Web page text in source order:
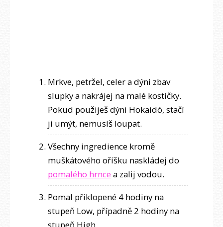
Mrkve, petržel, celer a dýni zbav
slupky a nakrájej na malé kostičky.
Pokud použiješ dýni Hokaidó, stačí
ji umýt, nemusíš loupat.
Všechny ingredience kromě
muškátového oříšku naskládej do
pomalého hrnce a zalij vodou.
Pomal přiklopené 4 hodiny na
stupeň Low, případně 2 hodiny na
stupeň High.